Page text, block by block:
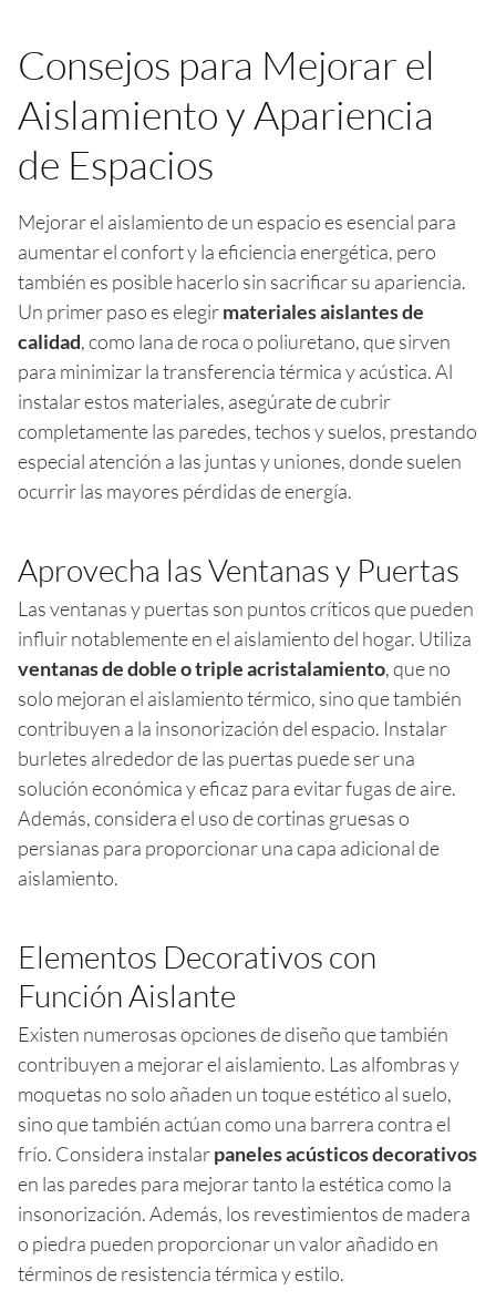
Consejos para Mejorar el
Aislamiento y Apariencia
de Espacios
Mejorar el aislamiento de un espacio es esencial para
aumentar el confort y la eficiencia energética, pero
también es posible hacerlo sin sacrificar su apariencia.
Un primer paso es elegirmateriales aislantes de
calidad, como lana de roca o poliuretano, que sirven
para minimizar la transferencia térmica y acústica. Al
instalar estos materiales, asegúrate de cubrir
completamente las paredes, techos y suelos, prestando
especial atención a las juntas y uniones, donde suelen
ocurrir las mayores pérdidas de energía.
Aprovecha las Ventanas y Puertas
Las ventanas y puertas son puntos críticos que pueden
influir notablemente en el aislamiento del hogar. Utiliza
ventanas de doble o triple acristalamiento, que no
solo mejoran el aislamiento térmico, sino que también
contribuyen a la insonorización del espacio. Instalar
burletes alrededor de las puertas puede ser una
solución económica y eficaz para evitar fugas de aire.
Además, considera el uso de cortinas gruesas o
persianas para proporcionar una capa adicional de
aislamiento.
Elementos Decorativos con
Función Aislante
Existen numerosas opciones de diseño que también
contribuyen a mejorar el aislamiento. Las alfombras y
moquetas no solo añaden un toque estético al suelo,
sino que también actúan como una barrera contra el
frío. Considera instalarpaneles acústicos decorativos
en las paredes para mejorar tanto la estética como la
insonorización. Además, los revestimientos de madera
o piedra pueden proporcionar un valor añadido en
términos de resistencia térmica y estilo.